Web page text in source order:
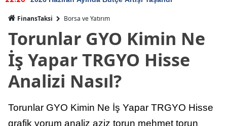
FinansTaksi Borsa ve Yatırım
Torunlar GYO Kimin Ne
İş Yapar TRGYO Hisse
Analizi Nasıl?
Torunlar GYO Kimin Ne İş Yapar TRGYO Hisse
grafik yorum analiz aziz torun mehmet torun